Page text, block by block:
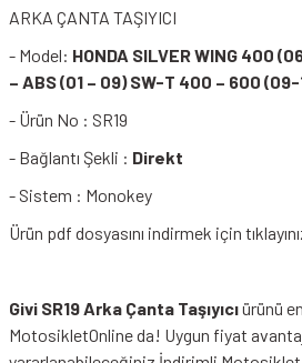
ARKA ÇANTA TAŞIYICI
- Model: HONDA SILVER WING 400
– ABS (01 – 09) SW-T 400 – 600 (09-
- Ürün No : SR19
- Bağlantı Şekli : Direkt
- Sistem : Monokey
Ürün pdf dosyasını indirmek için
Givi SR19 Arka Çanta Taşıyıcıürünü
MotosikletOnline da! Uygun fiyat